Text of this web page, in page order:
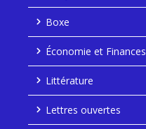
Boxe
Économie et Finances
Littérature
Lettres ouvertes